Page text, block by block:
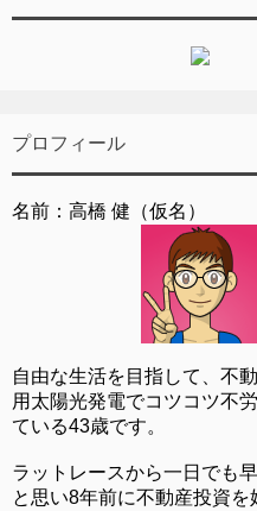
プロフィール
名前：高橋 健（仮名）
自由な生活を目指して、不
用太陽光発電でコツコツ不
ている43歳です。
ラットレースから一日でも
と思い8年前に不動産投資を